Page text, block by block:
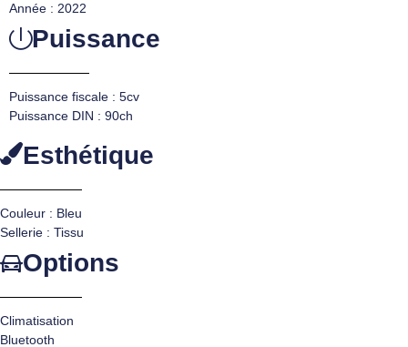
Année : 2022
Puissance
Puissance fiscale : 5cv
Puissance DIN : 90ch
Esthétique
Couleur : Bleu
Sellerie : Tissu
Options
Climatisation
Bluetooth